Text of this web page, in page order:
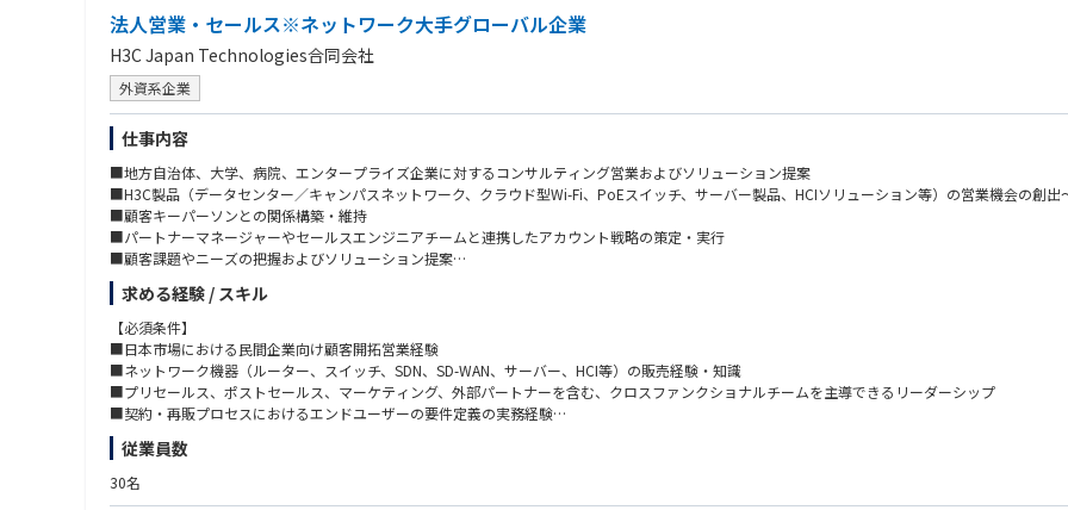
法人営業・セールス※ネットワーク大手グローバル企業
H3C Japan Technologies合同会社
外資系企業
仕事内容
■地方自治体、大学、病院、エンタープライズ企業に対するコンサルティング営業およびソリューション提案
■H3C製品（データセンター／キャンパスネットワーク、クラウド型Wi-Fi、PoEスイッチ、サーバー製品、HCIソリューション等）の営業機会の創出
■顧客キーパーソンとの関係構築・維持
■パートナーマネージャーやセールスエンジニアチームと連携したアカウント戦略の策定・実行
■顧客課題やニーズの把握およびソリューション提案
■担当地域・指名アカウントに基づくマーケティングプランの立案・実施
求める経験 / スキル
【必須条件】
■日本市場における民間企業向け顧客開拓営業経験
■ネットワーク機器（ルーター、スイッチ、SDN、SD-WAN、サーバー、HCI等）の販売経験・知識
■プリセールス、ポストセールス、マーケティング、外部パートナーを含む、クロスファンクショナルチームを主導できるリーダーシップ
■契約・再販プロセスにおけるエンドユーザーの要件定義の実務経験
【歓迎条件】
■社内外のあらゆるレベルの関係者と円滑な関係を構築・維持できるコミュニケーションスキル
従業員数
30名